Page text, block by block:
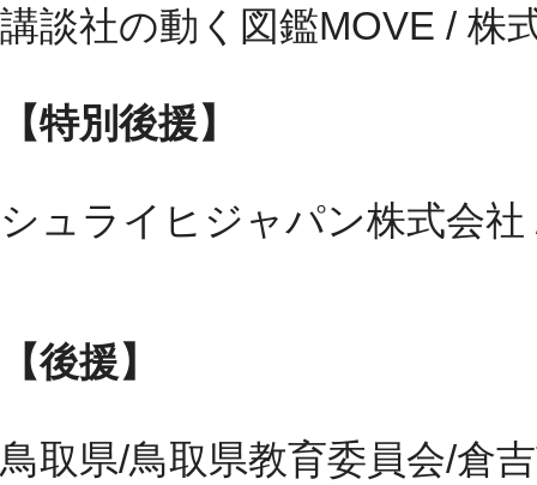
講談社の動く図鑑MOVE / 株
【特別後援】
シュライヒジャパン株式会
【後援】
鳥取県/鳥取県教育委員会/倉